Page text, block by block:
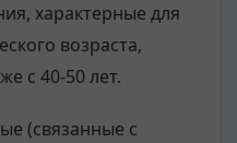
характерные для
возраста,
с 40-50 лет.
(связанные с